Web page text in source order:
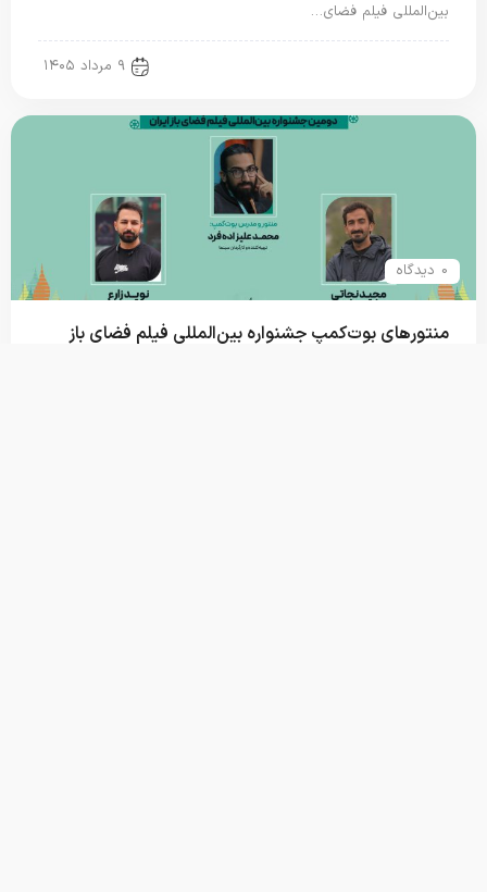
بین‌المللی فیلم فضای…
۹ مرداد ۱۴۰۵
0 دیدگاه
منتورهای بوت‌کمپ جشنواره بین‌المللی فیلم فضای باز